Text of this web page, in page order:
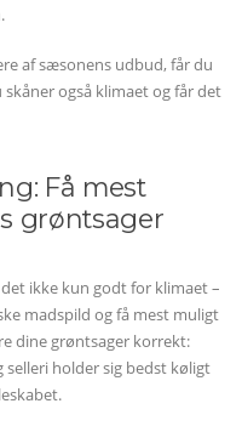
af sæsonens udbud, får du
også klimaet og får det
Få mest
grøntsager
ikke kun godt for klimaet –
madspild og få mest muligt
dine grøntsager korrekt:
holder sig bedst køligt